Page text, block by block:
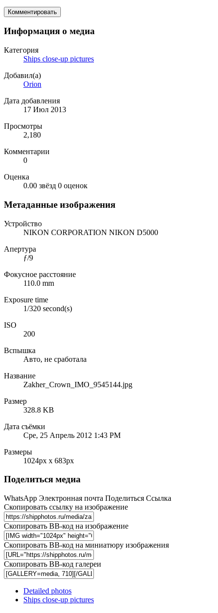
Комментировать
Информация о медиа
Категория
Ships close-up pictures
Добавил(а)
Orion
Дата добавления
17 Июл 2013
Просмотры
2,180
Комментарии
0
Оценка
0.00 звёзд 0 оценок
Метаданные изображения
Устройство
NIKON CORPORATION NIKON D5000
Апертура
ƒ/9
Фокусное расстояние
110.0 mm
Exposure time
1/320 second(s)
ISO
200
Вспышка
Авто, не сработала
Название
Zakher_Crown_IMO_9545144.jpg
Размер
328.8 KB
Дата съёмки
Сре, 25 Апрель 2012 1:43 PM
Размеры
1024px x 683px
Поделиться медиа
WhatsApp Электронная почта Поделиться Ссылка
Скопировать ссылку на изображение
Скопировать BB-код на изображение
Скопировать BB-код на миниатюру изображения
Скопировать BB-код галереи
Detailed photos
Ships close-up pictures